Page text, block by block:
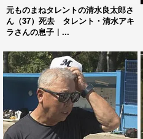
元ものまねタレントの清水良太郎さ
ん（37）死去 タレント・清水アキ
ラさんの息子｜...